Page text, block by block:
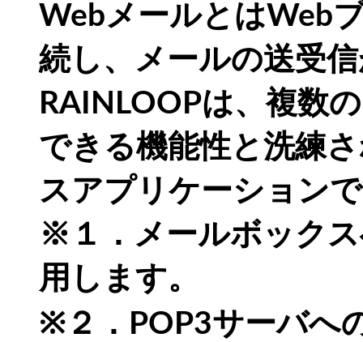
WebメールとはWeb
続し、メールの送受
RAINLOOPは、複数
できる機能性と洗練
スアプリケーション
※１．メールボック
用します。
※２．POP3サーバへ